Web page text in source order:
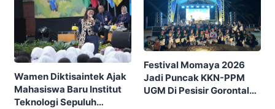
Wamen Diktisaintek Ajak
Mahasiswa Baru Institut
Teknologi Sepuluh
Festival Momaya 2026
Jadi Puncak KKN-PPM
UGM Di Pesisir Gorontalo,